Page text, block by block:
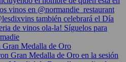
Gran Medalla de Oro